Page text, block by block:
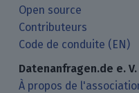
Open source
Contributeurs
Code de conduite (EN)
Datenanfragen.de e. V.
À propos de